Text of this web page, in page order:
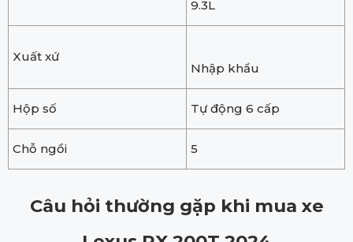
9.3L
Xuất xứ
Nhập khẩu
Hộp số Tự động 6 cấp
Chỗ ngồi 5
Câu hỏi thường gặp khi mua xe